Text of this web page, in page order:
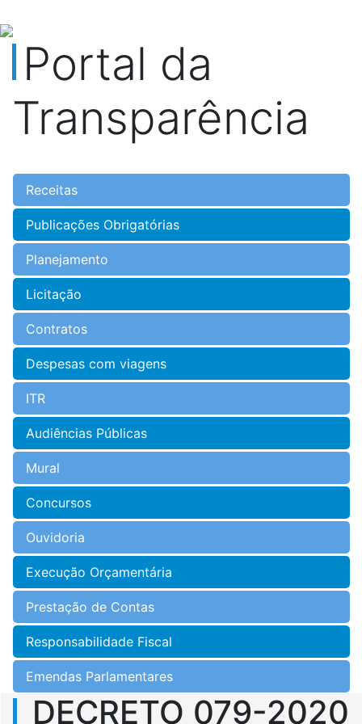
Portal da
Transparência
Receitas
Publicações Obrigatórias
Planejamento
Licitação
Contratos
Despesas com viagens
ITR
Audiências Públicas
Mural
Concursos
Ouvidoria
Execução Orçamentária
Prestação de Contas
Responsabilidade Fiscal
Emendas Parlamentares
DECRETO 079-2020